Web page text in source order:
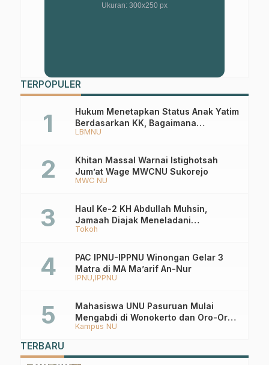
Ukuran: 300x250 px
TERPOPULER
LBMNU
Hukum Menetapkan Status Anak Yatim
Berdasarkan KK, Bagaimana
Ketentuannya?
MWC NU
Khitan Massal Warnai Istighotsah
Jum’at Wage MWCNU Sukorejo
Tokoh
Haul Ke-2 KH Abdullah Muhsin,
Jamaah Diajak Meneladani
Keistiqamahan
IPNU IPPNU
PAC IPNU-IPPNU Winongan Gelar 3
Matra di MA Ma’arif An-Nur
Kampus NU
Mahasiswa UNU Pasuruan Mulai
Mengabdi di Wonokerto dan Oro-Oro
Ombo Wetan Berikut Programnya
TERBARU